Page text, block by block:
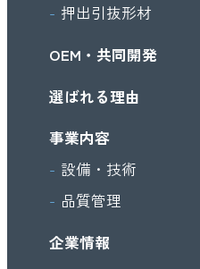
押出引抜形材
OEM・共同開発
選ばれる理由
事業内容
設備・技術
品質管理
企業情報